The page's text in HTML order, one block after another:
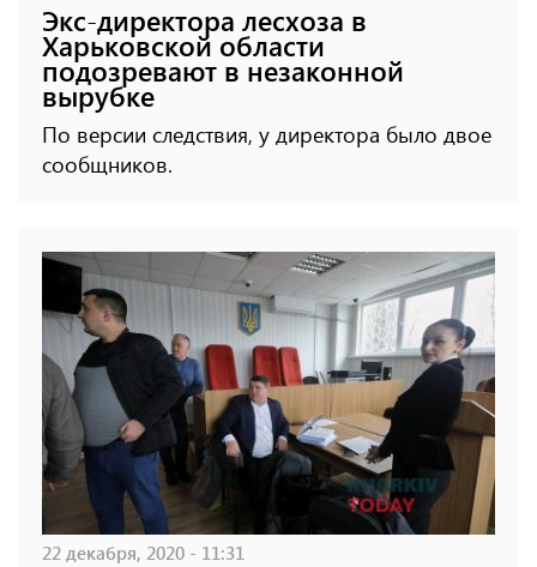
Экс-директора лесхоза в
Харьковской области
подозревают в незаконной
вырубке
По версии следствия, у директора было двое
сообщников.
22 декабря, 2020 - 11:31